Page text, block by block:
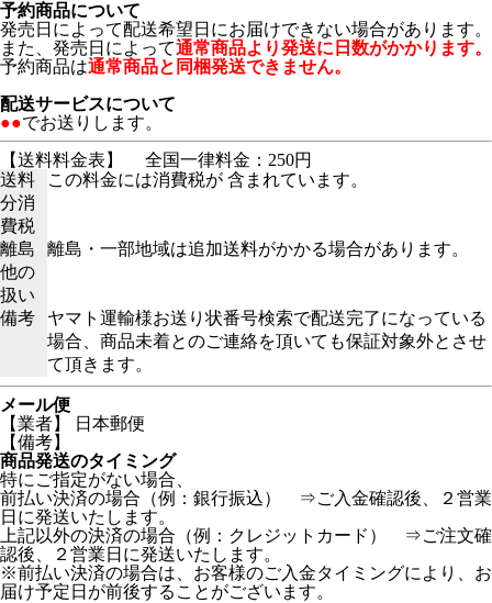
予約商品について
発売日によって配送希望日にお届けできない場合があります。
また、発売日によって通常商品より発送に日数がかかります。
予約商品は通常商品と同梱発送できません。
配送サービスについて
●●でお送りします。
【送料料金表】
全国一律料金：250円
送料
分消
費税
この料金には消費税が 含まれています。
離島
他の
扱い
離島・一部地域は追加送料がかかる場合があります。
備考
ヤマト運輸様お送り状番号検索で配送完了になっている
場合、商品未着とのご連絡を頂いても保証対象外とさせ
て頂きます。
メール便
【業者】 日本郵便
【備考】
商品発送のタイミング
特にご指定がない場合、
前払い決済の場合（例：銀行振込） ⇒ご入金確認後、２営業
日に発送いたします。
上記以外の決済の場合（例：クレジットカード） ⇒ご注文確
認後、２営業日に発送いたします。
※前払い決済の場合は、お客様のご入金タイミングにより、お
届け予定日が前後することがございます。